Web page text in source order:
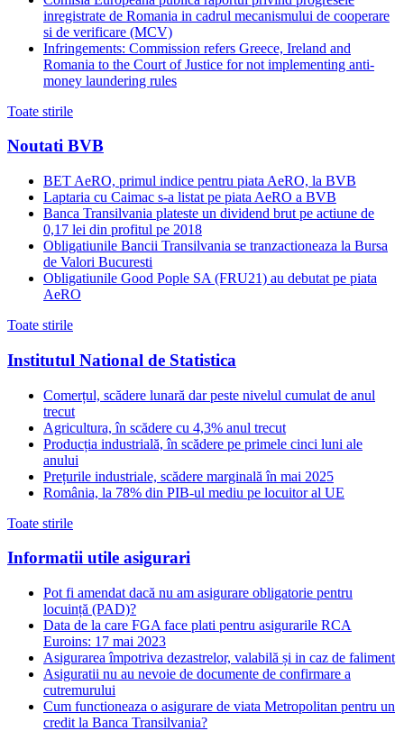
inregistrate de Romania in cadrul mecanismului de cooperare
si de verificare (MCV)
Infringements: Commission refers Greece, Ireland and
Romania to the Court of Justice for not implementing anti-
money laundering rules
Toate stirile
Noutati BVB
BET AeRO, primul indice pentru piata AeRO, la BVB
Laptaria cu Caimac s-a listat pe piata AeRO a BVB
Banca Transilvania plateste un dividend brut pe actiune de
0,17 lei din profitul pe 2018
Obligatiunile Bancii Transilvania se tranzactioneaza la Bursa
de Valori Bucuresti
Obligatiunile Good Pople SA (FRU21) au debutat pe piata
AeRO
Toate stirile
Institutul National de Statistica
Comerțul, scădere lunară dar peste nivelul cumulat de anul
trecut
Agricultura, în scădere cu 4,3% anul trecut
Producția industrială, în scădere pe primele cinci luni ale
anului
Prețurile industriale, scădere marginală în mai 2025
România, la 78% din PIB-ul mediu pe locuitor al UE
Toate stirile
Informatii utile asigurari
Pot fi amendat dacă nu am asigurare obligatorie pentru
locuință (PAD)?
Data de la care FGA face plati pentru asigurarile RCA
Euroins: 17 mai 2023
Asigurarea împotriva dezastrelor, valabilă și in caz de faliment
Asiguratii nu au nevoie de documente de confirmare a
cutremurului
Cum functioneaza o asigurare de viata Metropolitan pentru un
credit la Banca Transilvania?